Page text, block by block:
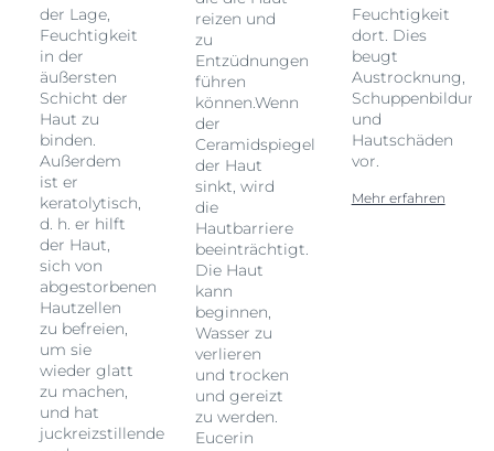
der Lage,
Feuchtigkeit
in der
äußersten
Schicht der
Haut zu
binden.
Außerdem
ist er
keratolytisch,
d. h. er hilft
der Haut,
sich von
abgestorbenen
Hautzellen
zu befreien,
um sie
wieder glatt
zu machen,
und hat
juckreizstillende
reizen und
zu
Entzüdnungen
führen
können.Wenn
der
Ceramidspiegel
der Haut
sinkt, wird
die
Hautbarriere
beeinträchtigt.
Die Haut
kann
beginnen,
Wasser zu
verlieren
und trocken
und gereizt
zu werden.
Eucerin
Feuchtigkeit
dort. Dies
beugt
Austrocknung,
Schuppenbildung
und
Hautschäden
vor.
Mehr erfahren